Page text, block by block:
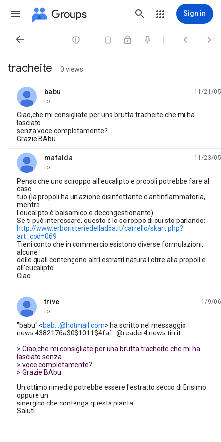
Groups Sign in
   
tracheite 0 views
babu
unread,
11/21/05
to
Ciao,che mi consigliate per una brutta tracheite che mi ha
lasciato
senza voce completamente?
Grazie BAbu
mafalda
unread,
11/23/05
to
Penso che uno sciroppo all'eucalipto e propoli potrebbe fare al
caso
tuo (la propoli ha un'azione disinfettante e antinfiammatoria,
mentre
l'eucalipto è balsamico e decongestionante).
Se ti può interessare, questo è lo sciroppo di cui sto parlando:
http://www.erboristeriedelladda.it/carrello/skart.php?
art_cod=069
Tieni conto che in commercio esistono diverse formulazioni,
alcune
delle quali contengono altri estratti naturali oltre alla propoli e
all'eucalipto.
Ciao
trive
unread,
1/9/06
to
"babu" <bab...@hotmail.com> ha scritto nel messaggio
news:4382176a$0$1011$4faf...@reader4.news.tin.it...
> Ciao,che mi consigliate per una brutta tracheite che mi ha
lasciato senza
> voce completamente?
> Grazie BAbu
Un ottimo rimedio potrebbe essere l'estratto secco di Erisimo
oppure un
sinergico che contenga questa pianta.
Saluti